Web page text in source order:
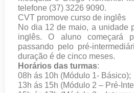
telefone (37) 3226 9090.
CVT promove curso de inglês
No dia 12 de maio, a unidade
inglês. O aluno começará
passando pelo pré-
duração é de cinco meses.
Horários das turmas:
08h ás 10h (Módulo 1- Básico);
13h ás 15h (Módulo 2 – Pré-